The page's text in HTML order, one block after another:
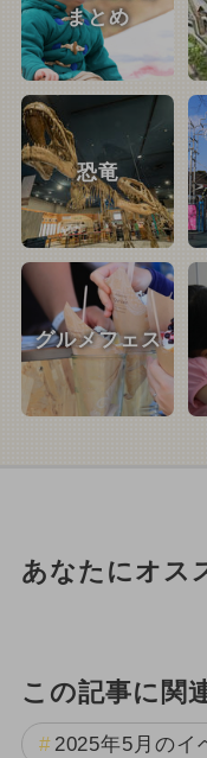
まとめ
恐竜
グルメフェス
あなたにオス
この記事に関
2025年5月のイ